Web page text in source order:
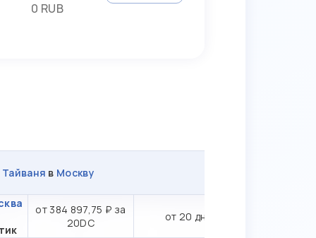
0 RUB
Тайваня в Москву
от 384 897,75 ₽ за
20DC
от 20 дн.